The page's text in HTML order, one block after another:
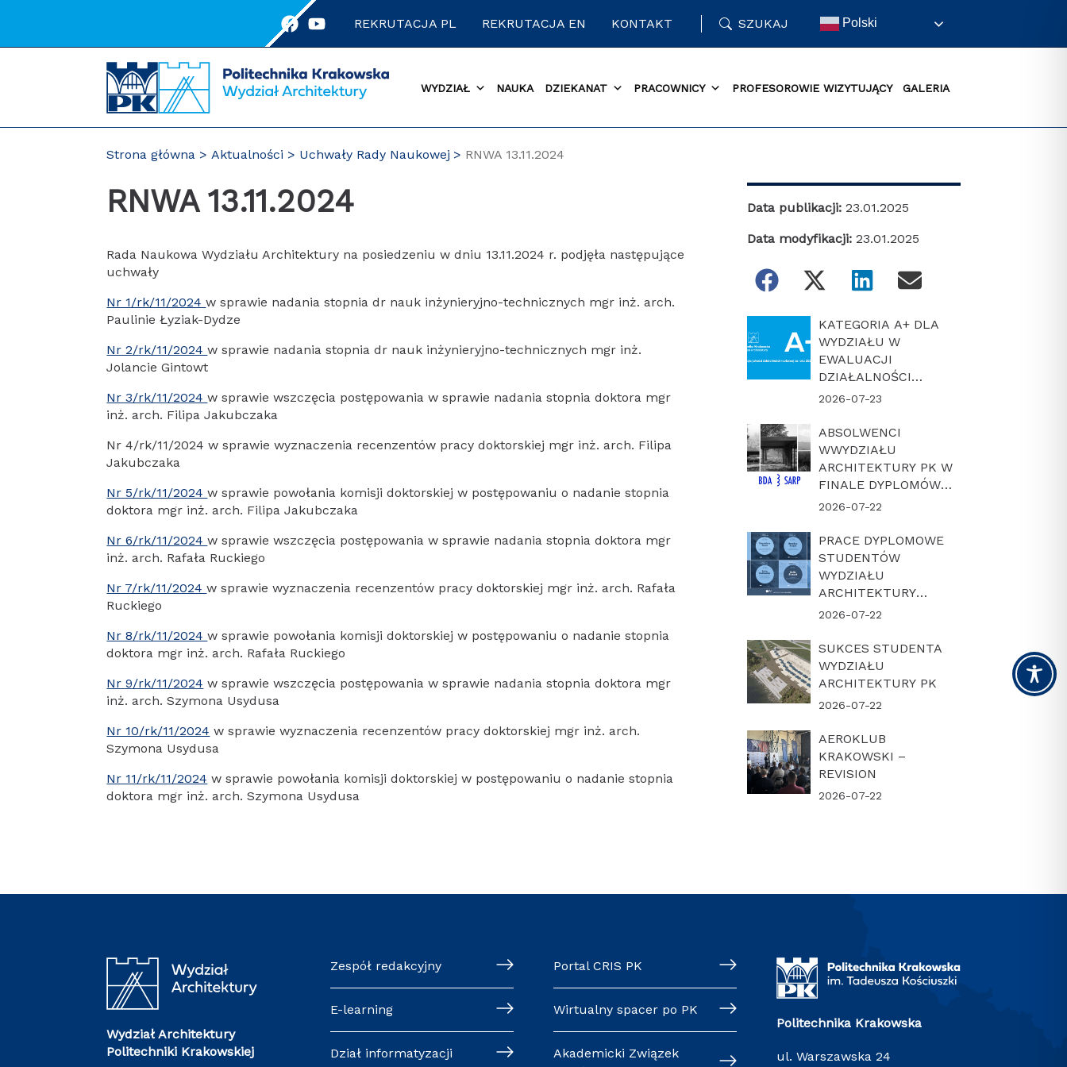
REKRUTACJA PL REKRUTACJA EN KONTAKT SZUKAJ Polski
WYDZIAŁ NAUKA DZIEKANAT PRACOWNICY PROFESOROWIE WIZYTUJĄCY GALERIA
Strona główna Aktualności Uchwały Rady Naukowej RNWA 13.11.2024
RNWA 13.11.2024
Rada Naukowa Wydziału Architektury na posiedzeniu w dniu 13.11.2024 r. podjęła następujące
uchwały
Nr 1/rk/11/2024w sprawie nadania stopnia dr nauk inżynieryjno-technicznych mgr inż. arch.
Paulinie Łyziak-Dydze
Nr 2/rk/11/2024w sprawie nadania stopnia dr nauk inżynieryjno-technicznych mgr inż.
Jolancie Gintowt
Nr 3/rk/11/2024w sprawie wszczęcia postępowania w sprawie nadania stopnia doktora mgr
inż. arch. Filipa Jakubczaka
Nr 4/rk/11/2024 w sprawie wyznaczenia recenzentów pracy doktorskiej mgr inż. arch. Filipa
Jakubczaka
Nr 5/rk/11/2024w sprawie powołania komisji doktorskiej w postępowaniu o nadanie stopnia
doktora mgr inż. arch. Filipa Jakubczaka
Nr 6/rk/11/2024w sprawie wszczęcia postępowania w sprawie nadania stopnia doktora mgr
inż. arch. Rafała Ruckiego
Nr 7/rk/11/2024w sprawie wyznaczenia recenzentów pracy doktorskiej mgr inż. arch. Rafała
Ruckiego
Nr 8/rk/11/2024w sprawie powołania komisji doktorskiej w postępowaniu o nadanie stopnia
doktora mgr inż. arch. Rafała Ruckiego
Nr 9/rk/11/2024 w sprawie wszczęcia postępowania w sprawie nadania stopnia doktora mgr
inż. arch. Szymona Usydusa
Nr 10/rk/11/2024 w sprawie wyznaczenia recenzentów pracy doktorskiej mgr inż. arch.
Szymona Usydusa
Nr 11/rk/11/2024 w sprawie powołania komisji doktorskiej w postępowaniu o nadanie stopnia
doktora mgr inż. arch. Szymona Usydusa
Data publikacji: 23.01.2025
Data modyfikacji: 23.01.2025
KATEGORIA A+ DLA
WYDZIAŁU W
EWALUACJI
DZIAŁALNOŚCI
NAUKOWEJ W
2026-07-23
ABSOLWENCI
WWYDZIAŁU
ARCHITEKTURY PK W
FINALE DYPLOMÓW
ROKU BDA-SARP 2026
2026-07-22
PRACE DYPLOMOWE
STUDENTÓW
WYDZIAŁU
ARCHITEKTURY
POLITECHNIKI
FINALE KONKURSU
„DYPLOM Z
ARCHICADEM 2026”
2026-07-22
SUKCES STUDENTA
WYDZIAŁU
ARCHITEKTURY PK
2026-07-22
AEROKLUB
KRAKOWSKI –
REVISION
2026-07-22
Wydział Architektury
Politechniki Krakowskiej
Zespół redakcyjny
E-learning
Dział informatyzacji
Portal CRIS PK
Wirtualny spacer po PK
Akademicki Związek
Politechnika Krakowska
ul. Warszawska 24